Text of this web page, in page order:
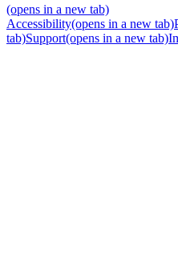
(opens in a new tab)
Accessibility(opens in a new tab)
tab)Support(opens in a new tab)